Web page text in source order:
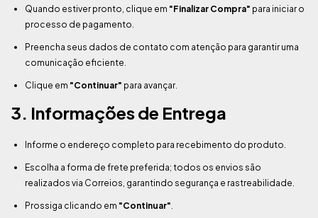
Quando estiver pronto, clique em "Finalizar Compra" para iniciar o
processo de pagamento.
Preencha seus dados de contato com atenção para garantir uma
comunicação eficiente.
Clique em "Continuar" para avançar.
3. Informações de Entrega
Informe o endereço completo para recebimento do produto.
Escolha a forma de frete preferida; todos os envios são
realizados via Correios, garantindo segurança e rastreabilidade.
Prossiga clicando em "Continuar"